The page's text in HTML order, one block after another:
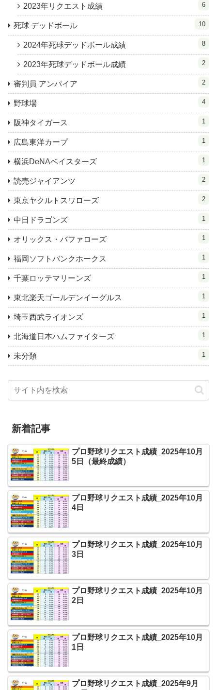
2023年リクエスト成績 6
死球 デッドボール 10
2024年死球デッドボール成績 8
2023年死球デッドボール成績 2
審判員 アンパイア 2
野球場 4
阪神タイガース 1
広島東洋カープ 1
横浜DeNAベイスターズ 1
読売ジャイアンツ 2
東京ヤクルトスワローズ 2
中日ドラゴンズ 1
オリックス・バファローズ 1
福岡ソフトバンクホークス 1
千葉ロッテマリーンズ 1
東北楽天ゴールデンイーグルス 1
埼玉西武ライオンズ 1
北海道日本ハムファイターズ 1
未分類 1
新着記事
プロ野球リクエスト成績_2025年10月
5日（最終成績）
プロ野球リクエスト成績_2025年10月
4日
プロ野球リクエスト成績_2025年10月
3日
プロ野球リクエスト成績_2025年10月
2日
プロ野球リクエスト成績_2025年10月
1日
プロ野球リクエスト成績_2025年9月